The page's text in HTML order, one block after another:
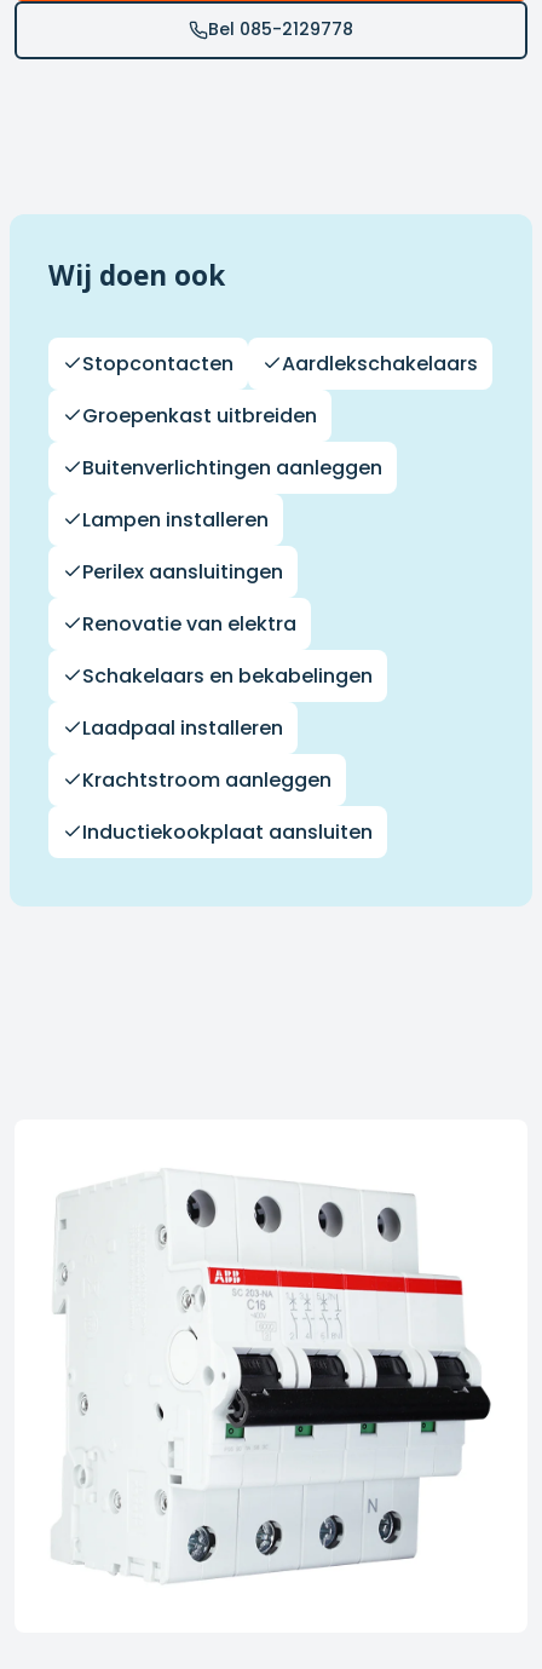
Bel 085-2129778
Wij doen ook
Stopcontacten
Aardlekschakelaars
Groepenkast uitbreiden
Buitenverlichtingen aanleggen
Lampen installeren
Perilex aansluitingen
Renovatie van elektra
Schakelaars en bekabelingen
Laadpaal installeren
Krachtstroom aanleggen
Inductiekookplaat aansluiten